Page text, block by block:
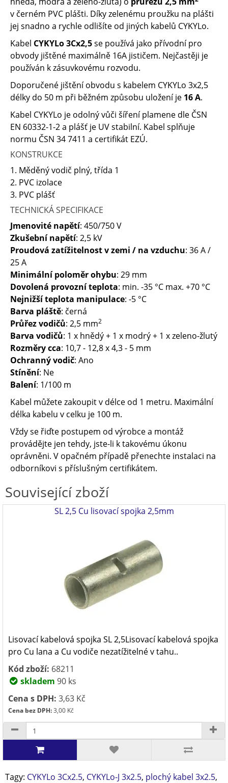
v černém PVC plášti. Díky zelenému proužku na plášti
jej snadno a rychle odlišíte od jiných kabelů CYKYLo.
Kabel CYKYLo 3Cx2,5se používá jako přívodní pro
obvody jištěné maximálně 16A jističem. Nejčastěji je
používán k zásuvkovému rozvodu.
Doporučené jištění obvodu s kabelem CYKYLo 3x2,5
délky do 50 m při běžném způsobu uložení je 16 A.
Kabel CYKYLo je odolný vůči šíření plamene dle ČSN
EN 60332-1-2 a plášť je UV stabilní. Kabel splňuje
normu ČSN 34 7411 a certifikát EZÚ.
KONSTRUKCE
1. Měděný vodič plný, třída 1
2. PVC izolace
3. PVC plášť
TECHNICKÁ SPECIFIKACE
Jmenovité napětí: 450/750 V
Zkušební napětí: 2,5 kV
Proudová zatížitelnost v zemi / na vzduchu: 36 A /
25 A
Minimální poloměr ohybu: 29 mm
Dovolená provozní teplota: min. -35 °C max. +70 °C
Nejnižší teplota manipulace: -5 °C
Barva pláště: černá
Průřez vodičů: 2,5 mm2
Barva vodičů: 1 x hnědý + 1 x modrý + 1 x zeleno-žlutý
Rozměry cca: 10,7 - 12,8 x 4,3 - 5 mm
Ochranný vodič: Ano
Stínění: Ne
Balení: 1/100 m
Kabel můžete zakoupit v délce od 1 metru. Maximální
délka kabelu v celku je 100 m.
Vždy se řiďte postupem od výrobce a montáž
provádějte jen tehdy, jste-li k takovému úkonu
oprávněni. V opačném případě přenechte instalaci na
odborníkovi s příslušným certifikátem.
Související zboží
SL 2,5 Cu lisovací spojka 2,5mm
Lisovací kabelová spojka SL 2,5Lisovací kabelová spojka
pro Cu lana a Cu vodiče nezatížitelné v tahu..
Kód zboží: 68211
skladem 90 ks
Cena s DPH: 3,63 Kč
Cena bez DPH:3,00 Kč
Tagy: CYKYLo 3Cx2.5, CYKYLo-J 3x2.5, plochý kabel 3x2.5,